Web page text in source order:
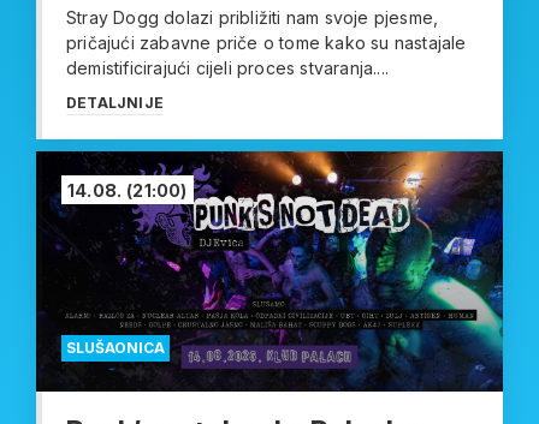
Stray Dogg dolazi približiti nam svoje pjesme,
pričajući zabavne priče o tome kako su nastajale
demistificirajući cijeli proces stvaranja....
DETALJNIJE
SLUŠAONICA
14.08. (21:00)